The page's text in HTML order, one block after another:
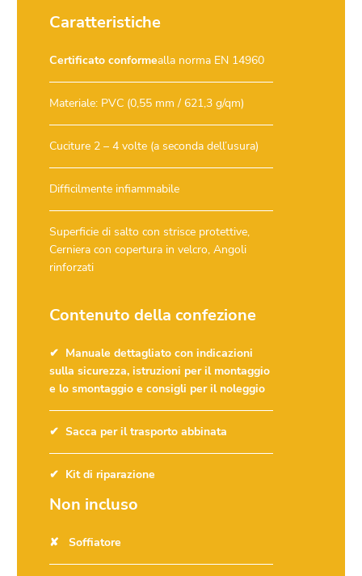
Caratteristiche
Certificato conformealla norma EN 14960
Materiale: PVC (0,55 mm / 621,3 g/qm)
Cuciture 2 – 4 volte (a seconda dell’usura)
Difficilmente infiammabile
Superficie di salto con strisce protettive,
Cerniera con copertura in velcro, Angoli
rinforzati
Contenuto della confezione
Manuale dettagliato con indicazioni
sulla sicurezza, istruzioni per il montaggio
e lo smontaggio e consigli per il noleggio
Sacca per il trasporto abbinata
Kit di riparazione
Non incluso
Soffiatore